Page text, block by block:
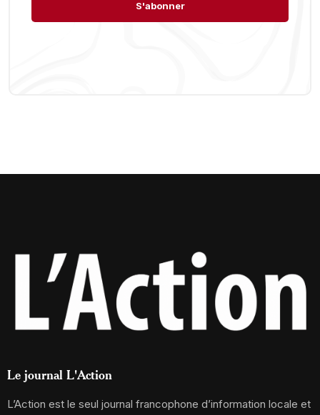
Le journal L'Action
L’Action est le seul journal francophone d’information locale et